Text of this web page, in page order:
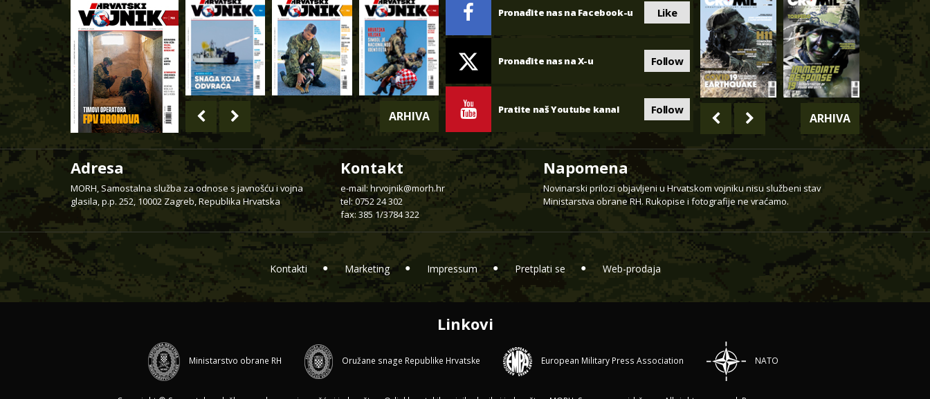
ARHIVA
Pronađite nas na Facebook-u Like
Pronađite nas na X-u Follow
Pratite naš Youtube kanal Follow
ARHIVA
Adresa
MORH, Samostalna služba za odnose s javnošću i vojna
glasila, p.p. 252, 10002 Zagreb, Republika Hrvatska
Kontakt
e-mail: hrvojnik@morh.hr
tel: 0752 24 302
fax: 385 1/3784 322
Napomena
Novinarski prilozi objavljeni u Hrvatskom vojniku nisu službeni stav
Ministarstva obrane RH. Rukopise i fotografije ne vraćamo.
Kontakti Marketing Impressum Pretplati se Web-prodaja
Linkovi
Ministarstvo obrane RH Oružane snage Republike Hrvatske European Military Press Association NATO